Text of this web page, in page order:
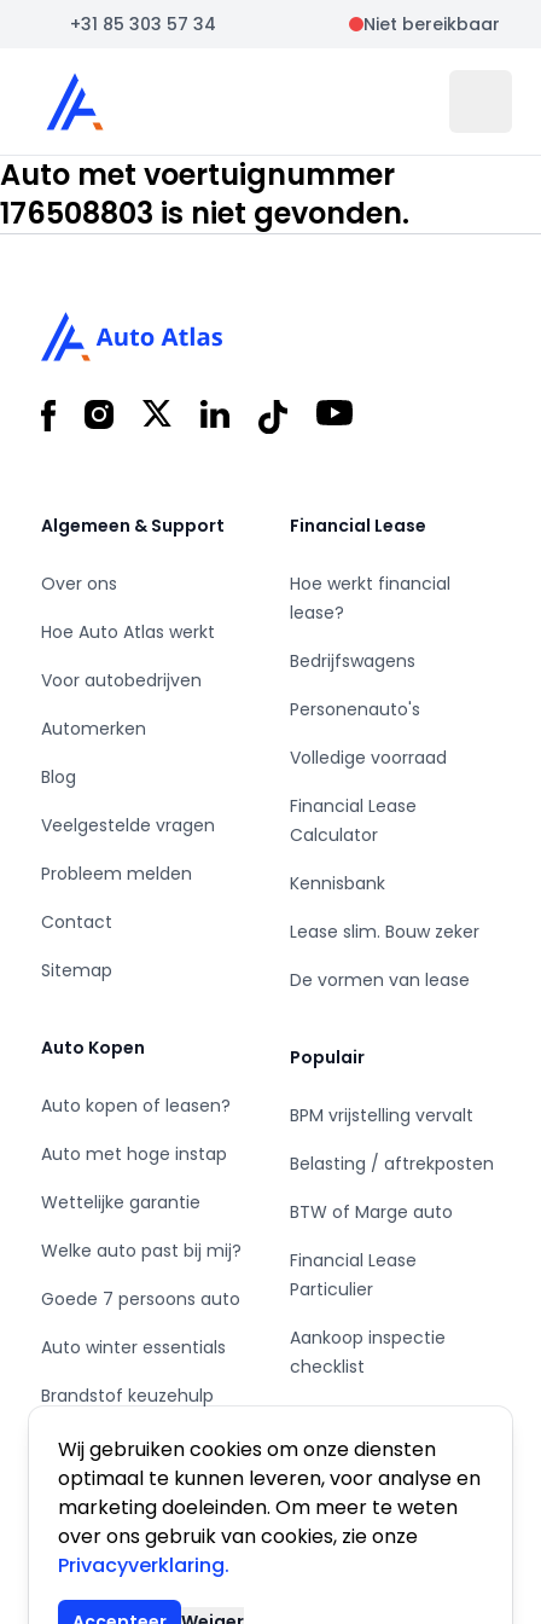
Wij gebruiken cookies om onze diensten
optimaal te kunnen leveren, voor analyse en
marketing doeleinden. Om meer te weten
over ons gebruik van cookies, zie onze
Privacyverklaring.
+31 85 303 57 34 Niet bereikbaar
Auto Atlas
Auto met voertuignummer
176508803 is niet gevonden.
FacebookInstagram
X LinkedInTiktok YouTube
Algemeen & Support
Over ons
Hoe Auto Atlas werkt
Voor autobedrijven
Automerken
Blog
Veelgestelde vragen
Probleem melden
Contact
Sitemap
Auto Kopen
Auto kopen of leasen?
Auto met hoge instap
Wettelijke garantie
Welke auto past bij mij?
Goede 7 persoons auto
Auto winter essentials
Brandstof keuzehulp
Schakel of automaat?
Financial Lease
Hoe werkt financial
lease?
Bedrijfswagens
Personenauto's
Volledige voorraad
Financial Lease
Calculator
Kennisbank
Lease slim. Bouw zeker
De vormen van lease
Populair
BPM vrijstelling vervalt
Belasting / aftrekposten
BTW of Marge auto
Financial Lease
Particulier
Aankoop inspectie
checklist
Private Leasen,
Financieren of Kopen?